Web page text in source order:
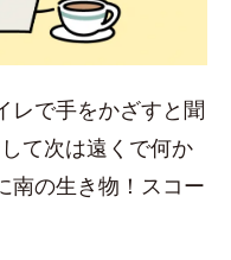
レで手をかざすと聞
て次は遠くで何か
の生き物！スコー